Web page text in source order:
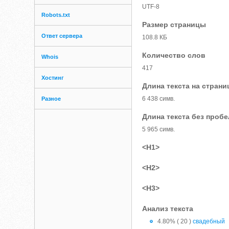
Robots.txt
Ответ сервера
Whois
Хостинг
Разное
UTF-8
Размер страницы
108.8 КБ
Количество слов
417
Длина текста на
6 438 симв.
Длина текста без
5 965 симв.
<H1>
<H2>
<H3>
Анализ текста
4.80% ( 20 )свадебный